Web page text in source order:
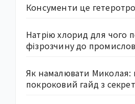
Консументи це
Натрію хлорид для чого
фізрозчину до
Як намалювати Миколая:
покроковий гайд з